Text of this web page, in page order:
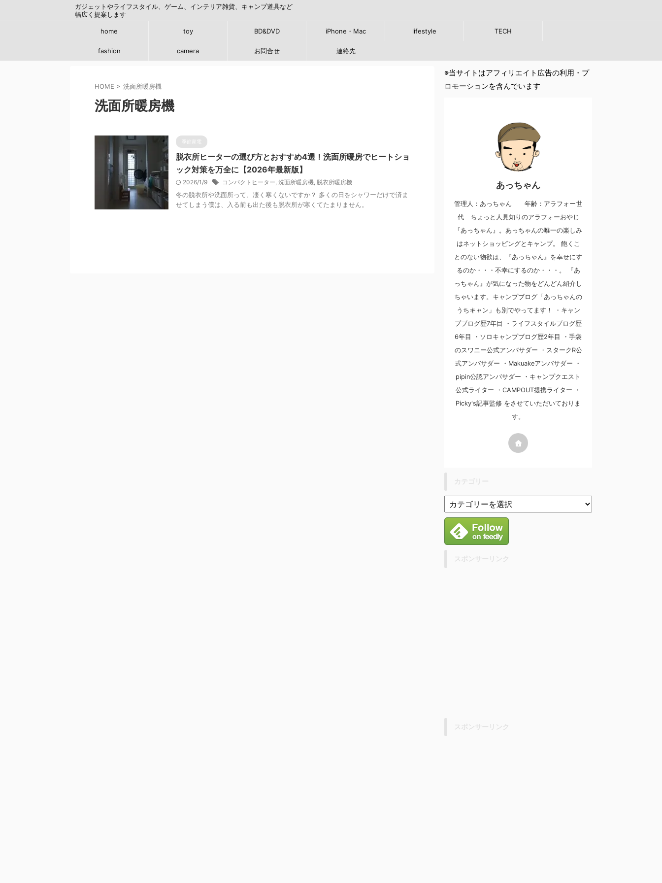
ガジェットやライフスタイル、ゲーム、インテリア雑貨、キャンプ道具など
幅広く提案します
home toy BD&DVD iPhone・Mac lifestyle TECH
fashion camera お問合せ 連絡先
HOME > 洗面所暖房機
洗面所暖房機
季節家電
脱衣所ヒーターの選び方とおすすめ4選！洗面所暖房でヒートショ
ック対策を万全に【2026年最新版】
2026/1/9 コンパクトヒーター, 洗面所暖房機, 脱衣所暖房機
冬の脱衣所や洗面所って、凄く寒くないですか？ 多くの日をシャワーだけで済ま
せてしまう僕は、入る前も出た後も脱衣所が寒くてたまりません。
※当サイトはアフィリエイト広告の利用・プ
ロモーションを含んでいます
あっちゃん
管理人：あっちゃん 年齢：アラフォー世
代 ちょっと人見知りのアラフォーおやじ
『あっちゃん』。あっちゃんの唯一の楽しみ
はネットショッピングとキャンプ。 飽くこ
とのない物欲は、『あっちゃん』を幸せにす
るのか・・・不幸にするのか・・・。 『あ
っちゃん』が気になった物をどんどん紹介し
ちゃいます。キャンプブログ「あっちゃんの
うちキャン」も別でやってます！ ・キャン
プブログ歴7年目 ・ライフスタイルブログ歴
6年目 ・ソロキャンプブログ歴2年目 ・手袋
のスワニー公式アンバサダー ・スタークR公
式アンバサダー ・Makuakeアンバサダー ・
pipin公認アンバサダー ・キャンプクエスト
公式ライター ・CAMPOUT提携ライター ・
Picky's記事監修 をさせていただいておりま
す。